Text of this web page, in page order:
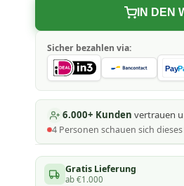
IN DEN
Sicher bezahlen via:
Pay
6.000+ Kunden vertrauen
4 Personen schauen sich
Gratis Lieferung
ab €1.000